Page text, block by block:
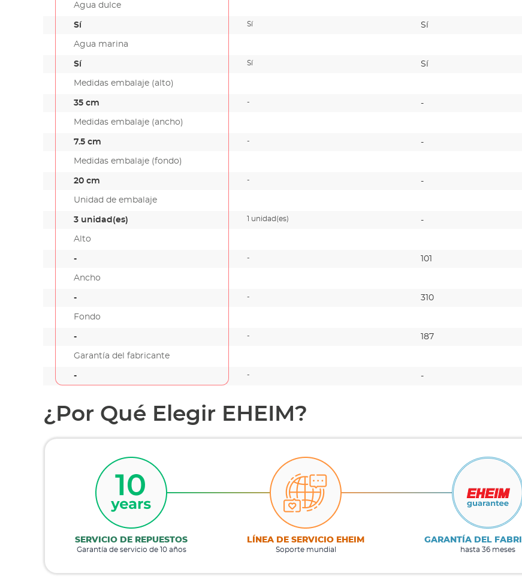
Agua dulce
Sí Sí Sí
Agua marina
Sí Sí Sí
Medidas embalaje (alto)
35 cm - -
Medidas embalaje (ancho)
7.5 cm - -
Medidas embalaje (fondo)
20 cm - -
Unidad de embalaje
3 unidad(es) 1 unidad(es) -
Alto
- - 101
Ancho
- - 310
Fondo
- - 187
Garantía del fabricante
- - -
¿Por Qué Elegir EHEIM?
SERVICIO DE REPUESTOS
Garantía de servicio de 10 años
LÍNEA DE SERVICIO EHEIM
Soporte mundial
GARANTÍA DEL
hasta 36 meses